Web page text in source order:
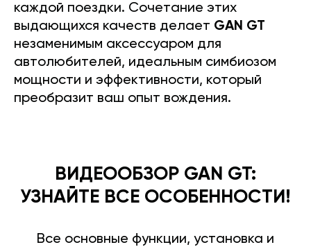
каждой поездки. Сочетание этих
выдающихся качеств делает GAN GT
незаменимым аксессуаром для
автолюбителей, идеальным симбиозом
мощности и эффективности, который
преобразит ваш опыт вождения.
ВИДЕООБЗОР GAN GT:
УЗНАЙТЕ ВСЕ ОСОБЕННОСТИ!
Все основные функции, установка и